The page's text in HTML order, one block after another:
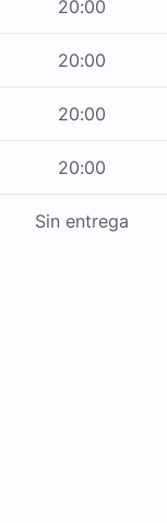
20:00
20:00
20:00
20:00
Sin entrega